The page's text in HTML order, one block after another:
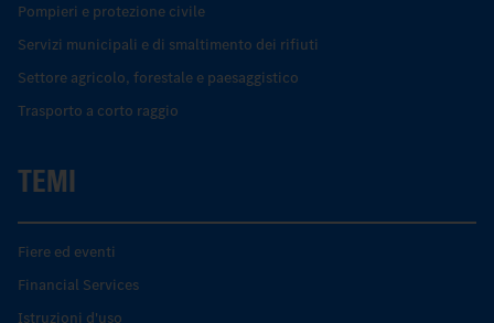
Pompieri e protezione civile
Servizi municipali e di smaltimento dei rifiuti
Settore agricolo, forestale e paesaggistico
Trasporto a corto raggio
TEMI
Fiere ed eventi
Financial Services
Istruzioni d'uso